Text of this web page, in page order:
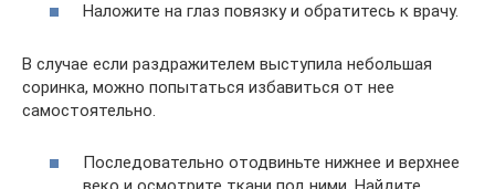
Наложите на глаз повязку и обратитесь к врачу.
В случае если раздражителем выступила небольшая
соринка, можно попытаться избавиться от нее
самостоятельно.
Последовательно отодвиньте нижнее и верхнее